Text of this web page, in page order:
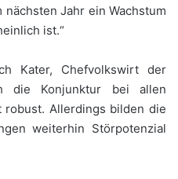
Jahr ein Wachstum
ist.“
Kater, Chefvolkswirt der
die Konjunktur bei allen
robust. Allerdings bilden die
weiterhin Störpotenzial